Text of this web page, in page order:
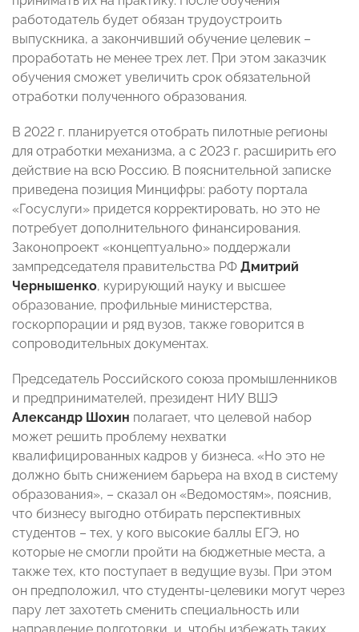
работодатель будет обязан трудоустроить
выпускника, а закончивший обучение целевик –
проработать не менее трех лет. При этом заказчик
обучения сможет увеличить срок обязательной
отработки полученного образования.
В 2022 г. планируется отобрать пилотные регионы
для отработки механизма, а с 2023 г. расширить его
действие на всю Россию. В пояснительной записке
приведена позиция Минцифры: работу портала
«Госуслуги» придется корректировать, но это не
потребует дополнительного финансирования.
Законопроект «концептуально» поддержали
зампредседателя правительства РФ Дмитрий
Чернышенко, курирующий науку и высшее
образование, профильные министерства,
госкорпорации и ряд вузов, также говорится в
сопроводительных документах.
Председатель Российского союза промышленников
и предпринимателей, президент НИУ ВШЭ
Александр Шохин полагает, что целевой набор
может решить проблему нехватки
квалифицированных кадров у бизнеса. «Но это не
должно быть снижением барьера на вход в систему
образования», – сказал он «Ведомостям», пояснив,
что бизнесу выгодно отбирать перспективных
студентов – тех, у кого высокие баллы ЕГЭ, но
которые не смогли пройти на бюджетные места, а
также тех, кто поступает в ведущие вузы. При этом
он предположил, что студенты-целевики могут через
пару лет захотеть сменить специальность или